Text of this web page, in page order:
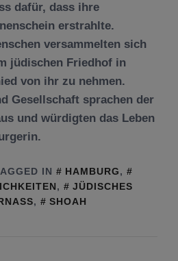
dafür, dass ihre
erstrahlte.
versammelten sich
jüdischen Friedhof in
von ihr zu nehmen.
Gesellschaft sprachen der
und würdigten das Leben
IN HAMBURG,
,
JÜDISCHES
, SHOAH